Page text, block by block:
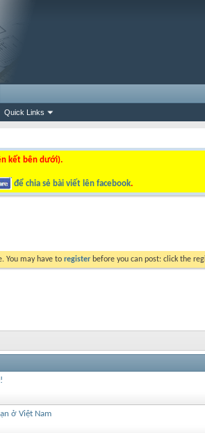
Quick Links
kết bên dưới).
để chia sẻ bài viết lên facebook.
You may have to register before you can post: click the
ở Việt Nam